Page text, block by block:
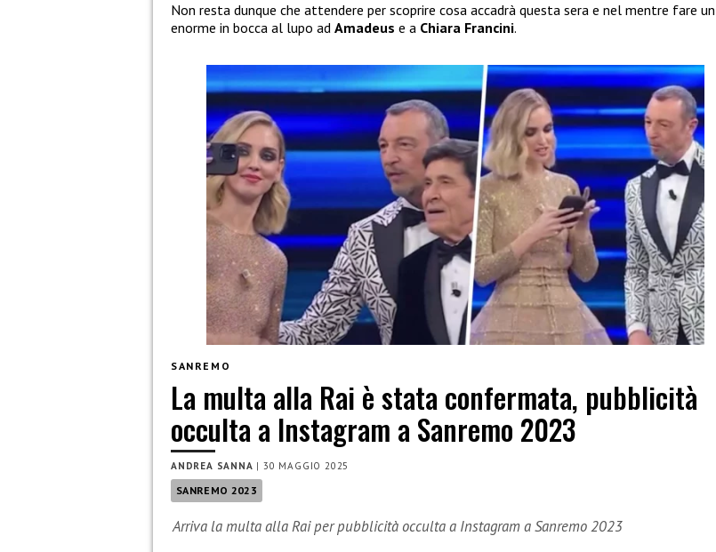
Non resta dunque che attendere per scoprire cosa accadrà questa sera e nel mentre fare un
enorme in bocca al lupo ad Amadeus e a Chiara Francini.
SANREMO
La multa alla Rai è stata confermata, pubblicità
occulta a Instagram a Sanremo 2023
ANDREA SANNA |30 MAGGIO 2025
SANREMO 2023
Arriva la multa alla Rai per pubblicità occulta a Instagram a Sanremo 2023